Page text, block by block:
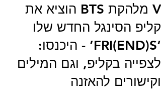
V מלהקת BTS הוציא את
קליפ הסינגל החדש שלו
‘FRI(END)S’ - היכנסו:
לצפייה בקליפ, וגם המילים
וקישורים להאזנה